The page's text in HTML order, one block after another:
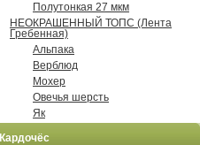
Полутонкая 27 мкм
НЕОКРАШЕННЫЙ ТОПС (Лента
Гребенная)
Альпака
Верблюд
Мохер
Овечья шерсть
Як
Кардочёс